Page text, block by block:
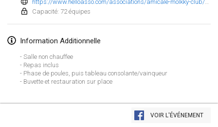
Afficher la liste
Capacité: 72 équipes
Information Additionnelle
- Salle non chauffee
- Repas inclus
- Phase de poules, puis tableau consolante/vainqueur
- Buvette et restauration sur place
VOIR L'ÉVÉNEMENT
5 févr. 2022|Finlande
12 févr. 2022|Finlande
Yamagata Tournament
13 févr. 2022 |Japon